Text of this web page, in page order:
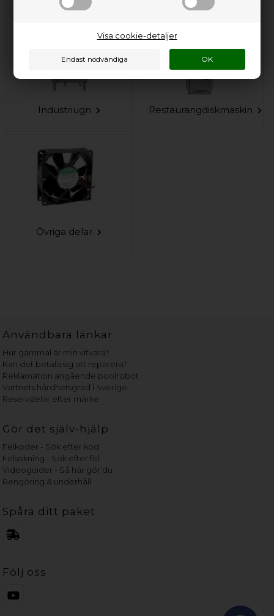
Visa cookie-detaljer
Industriugn Restaurangdiskmaskin
Övriga delar
Användbara länkar
Hur gammal är min vitvara?
Kan det betala sig att reparera?
Reklamation angående poolrobot
Vattnets hårdhetsgrad i Sverige
Reservdelar efter märke
Gör det själv-hjälp
Felkoder - Sök efter kod
Felsökning - Sök efter fel
Videoguider - Så här gör du
Rengöring & underhåll
Spåra ditt paket
Följ oss